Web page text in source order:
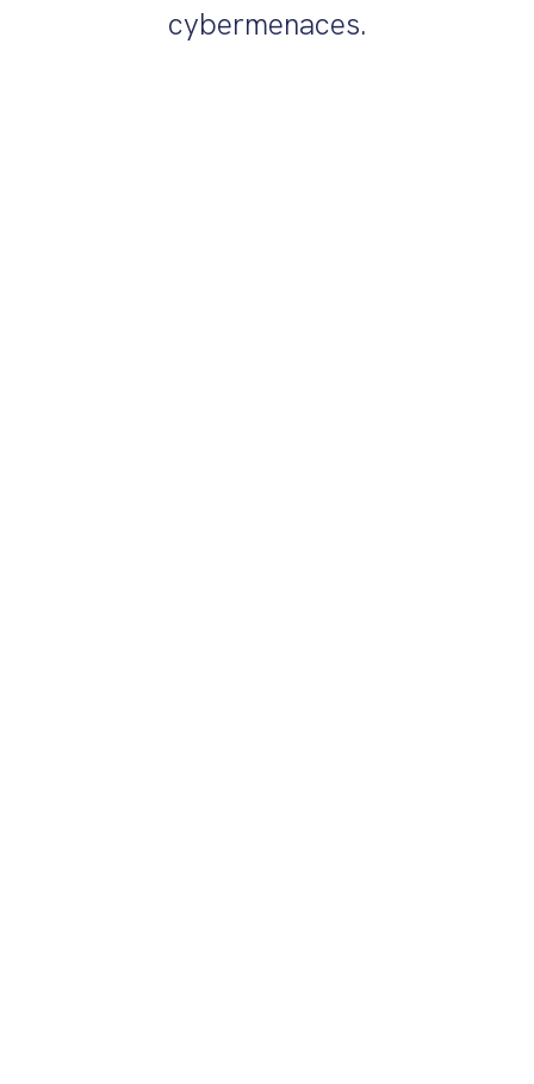
cybermenaces.